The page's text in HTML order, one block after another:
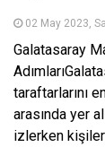
02 May 2023, Sal
Galatasaray
taraftarlarını
arasında yer
izlerken